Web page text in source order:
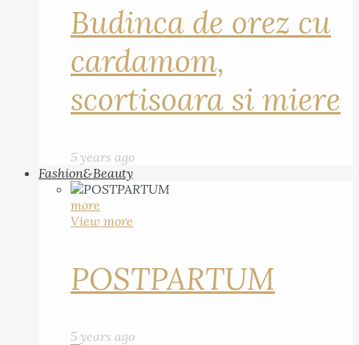
Budinca de orez cu
cardamom,
scortisoara si miere
5 years ago
Fashion&Beauty
more
View more
POSTPARTUM
5 years ago